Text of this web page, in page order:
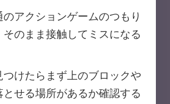
アクションゲームのつもり
のまま接触してミスになる
けたらまず上のブロックや
せる場所があるか確認する